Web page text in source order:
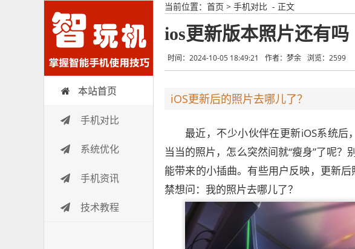
智玩机 本站首页
手机对比
系统优化
手机资讯
技术教程
当前位置： 首页 > 手机对比 - 正文
ios更新版本照片还有吗
时间：2024-10-05 18:49:21 作者：梦余 浏览：2599
iOS更新后的照片去哪儿了？
最近，不少小伙伴在更新iOS系统
当当的照片，怎么突然间就“瘦身”了呢
能带来的小插曲。有些用户反映，更新
禁想问：我的照片去哪儿了？